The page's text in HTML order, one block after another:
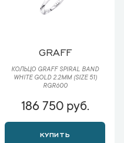
GRAFF
КОЛЬЦО GRAFF SPIRAL BAND
WHITE GOLD 2.2MM (SIZE 51)
RGR600
186 750 руб.
КУПИТЬ